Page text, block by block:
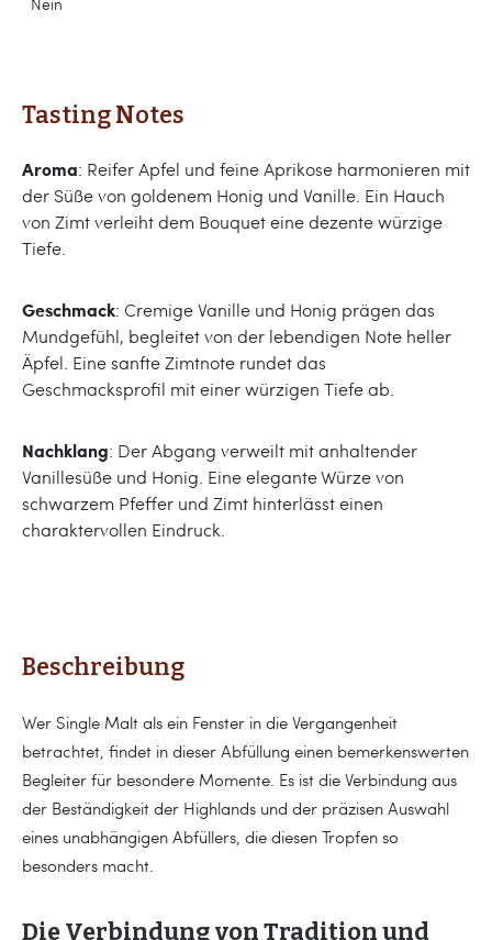
Tasting Notes
Aroma: Reifer Apfel und feine Aprikose harmonieren mit
der Süße von goldenem Honig und Vanille. Ein Hauch
von Zimt verleiht dem Bouquet eine dezente würzige
Tiefe.
Geschmack: Cremige Vanille und Honig prägen das
Mundgefühl, begleitet von der lebendigen Note heller
Äpfel. Eine sanfte Zimtnote rundet das
Geschmacksprofil mit einer würzigen Tiefe ab.
Nachklang: Der Abgang verweilt mit anhaltender
Vanillesüße und Honig. Eine elegante Würze von
schwarzem Pfeffer und Zimt hinterlässt einen
charaktervollen Eindruck.
Beschreibung
Wer Single Malt als ein Fenster in die Vergangenheit
betrachtet, findet in dieser Abfüllung einen bemerkenswerten
Begleiter für besondere Momente. Es ist die Verbindung aus
der Beständigkeit der Highlands und der präzisen Auswahl
eines unabhängigen Abfüllers, die diesen Tropfen so
besonders macht.
Die Verbindung von Tradition und